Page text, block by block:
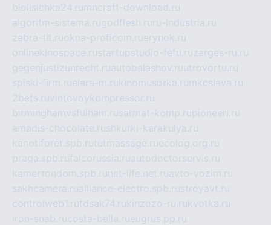
biolisichka24.ru mncraft-download.ru
algoritm-sistema.rugodflesh.ru ru-industria.ru
zebra-tlt.ruokna-proficom.ruerynok.ru
onlinekinospace.rustartupstudio-fefu.ruzarges-ru.ru
gegenjustizunrecht.ruautobalashov.ruutrovortu.ru
spiski-firm.ruelara-m.rukinomusorka.ru mkcslava.ru
2bets.ruvintovoykompressor.ru
birminghamvsfulham.rusarmat-komp.rupioneeri.ru
amadis-chocolate.rushkurki-karakulya.ru
kanotiforet.spb.rututmassage.ruecolog.org.ru
praga.spb.rufalcorussia.ruautodoctorservis.ru
kamertondom.spb.ru net-life.net.ruavto-vozim.ru
sakhcamera.rualliance-electro.spb.rustroyavt.ru
controlweb1.rutdsak74.rukinzozo-ru.rukvotka.ru
iron-snab.rucosta-bella.rueugrus.pp.ru